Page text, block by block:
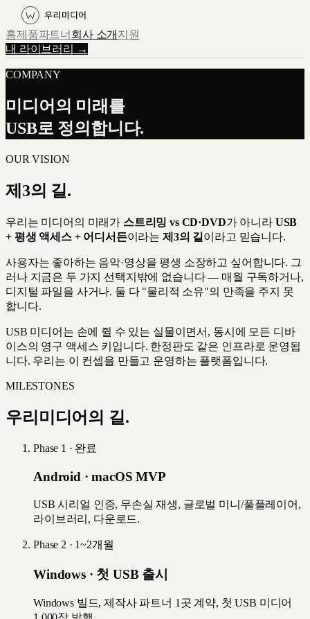
홈제품파트너 회사 소개 지원
내 라이브러리 →
COMPANY
미디어의 미래를
USB로 정의합니다.
OUR VISION
제3의 길.
우리는 미디어의 미래가 스트리밍 vs CD·DVD가 아니라USB
+ 평생 액세스 + 어디서든이라는 제3의 길 이라고 믿습니다.
사용자는 좋아하는 음악·영상을 평생 소장하고 싶어합니다. 그
러나 지금은 두 가지 선택지밖에 없습니다 — 매월 구독하거나,
디지털 파일을 사거나. 둘 다 "물리적 소유"의 만족을 주지 못
합니다.
USB 미디어는 손에 쥘 수 있는 실물이면서, 동시에 모든 디바
이스의 영구 액세스 키입니다. 한정판도 같은 인프라로 운영됩
니다. 우리는 이 컨셉을 만들고 운영하는 플랫폼입니다.
MILESTONES
우리미디어의 길.
Phase 1 · 완료
Android · macOS MVP
USB 시리얼 인증, 무손실 재생, 글로벌 미니/풀플레이어,
라이브러리, 다운로드.
Phase 2 · 1~2개월
Windows · 첫 USB 출시
Windows 빌드, 제작사 파트너 1곳 계약, 첫 USB 미디어